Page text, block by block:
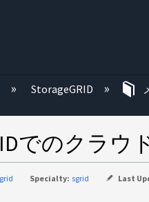
StorageGRID
でのクラ
Specialty: sgrid Last